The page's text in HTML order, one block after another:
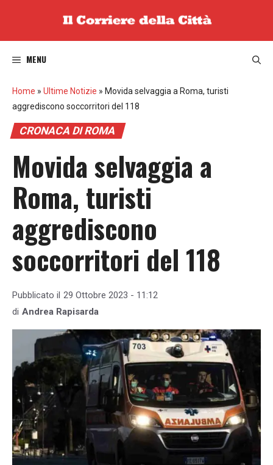
MENU
Home » Ultime Notizie » Movida selvaggia a Roma, turisti
aggrediscono soccorritori del 118
CRONACA DI ROMA
Movida selvaggia a
Roma, turisti
aggrediscono
soccorritori del 118
Pubblicato il 29 Ottobre 2023 - 11:12
di Andrea Rapisarda